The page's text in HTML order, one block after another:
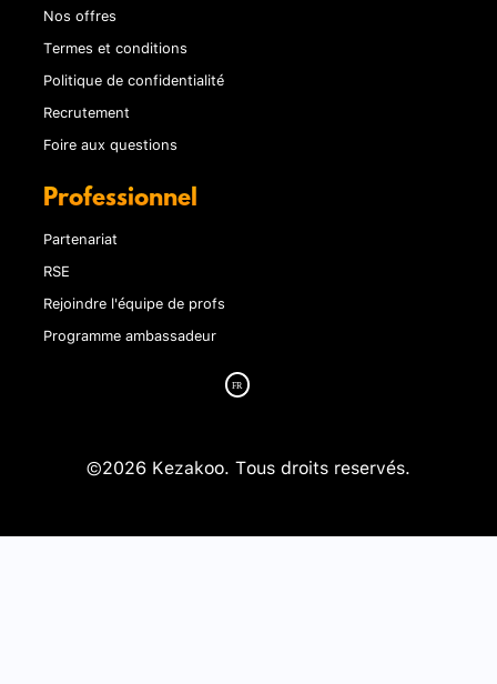
Nos offres
Termes et conditions
Politique de confidentialité
Recrutement
Foire aux questions
Professionnel
Partenariat
RSE
Rejoindre l'équipe de profs
Programme ambassadeur
©2026 Kezakoo. Tous droits reservés.